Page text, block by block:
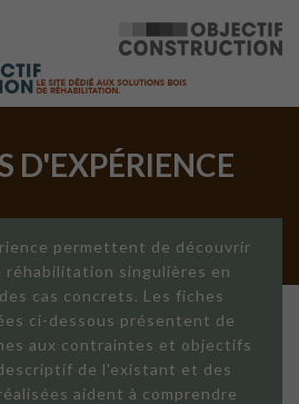
D'EXPÉRIENCE
permettent de découvrir
réhabilitation singulières en
cas concrets. Les fiches
ci-dessous présentent de
aux contraintes et objectifs
de l'existant et des
aident à comprendre